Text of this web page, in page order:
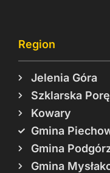
Region
Jelenia Góra
Szklarska
Kowary
Gmina
Gmina
Gmina